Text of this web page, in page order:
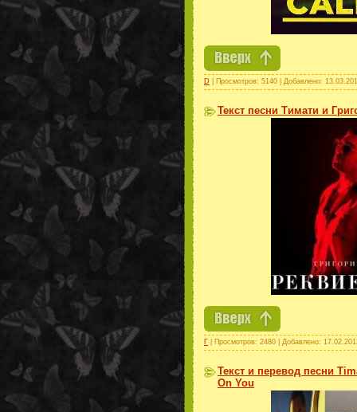
D | Просмотров: 5140 | Добавлено:
Текст песни Тимати и
Г | Просмотров: 2480 | Добавлено:
Текст и перевод песни
On You